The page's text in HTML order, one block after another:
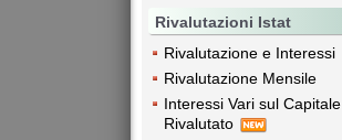
Rivalutazioni Istat
Rivalutazione e Interessi
Rivalutazione Mensile
Interessi Vari sul Capitale
Rivalutato